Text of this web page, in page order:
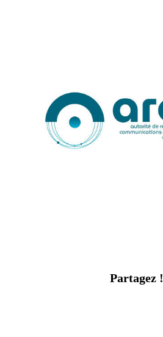
Partagez !